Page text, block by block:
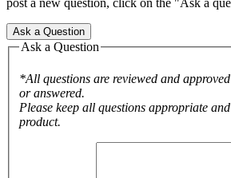
post a new question, click on the "Ask a
Ask a Question
Ask a Question
*All questions are reviewed and
or answered.
Please keep all questions appropriate
product.